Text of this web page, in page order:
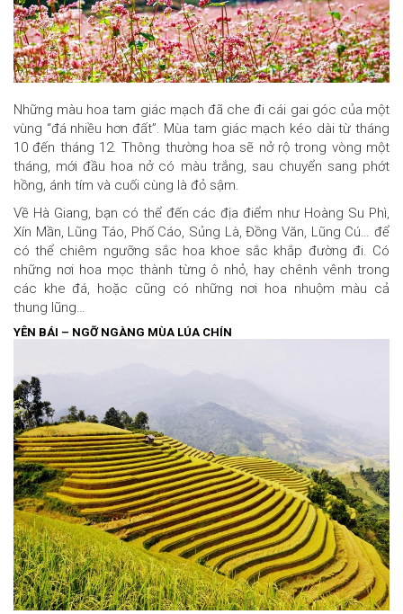
Những màu hoa tam giác mạch đã che đi cái gai góc của một
vùng “đá nhiều hơn đất”. Mùa tam giác mạch kéo dài từ tháng
10 đến tháng 12. Thông thường hoa sẽ nở rộ trong vòng một
tháng, mới đầu hoa nở có màu trắng, sau chuyển sang phớt
hồng, ánh tím và cuối cùng là đỏ sậm.
Về Hà Giang, bạn có thể đến các địa điểm như Hoàng Su Phì,
Xín Mần, Lũng Táo, Phố Cáo, Sủng Là, Đồng Văn, Lũng Cú… để
có thể chiêm ngưỡng sắc hoa khoe sắc khắp đường đi. Có
những nơi hoa mọc thành từng ô nhỏ, hay chênh vênh trong
các khe đá, hoặc cũng có những nơi hoa nhuộm màu cả
thung lũng…
YÊN BÁI – NGỠ NGÀNG MÙA LÚA CHÍN